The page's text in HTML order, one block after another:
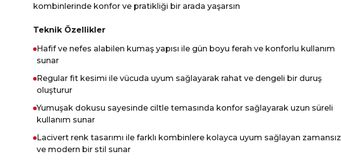
kombinlerinde konfor ve pratikliği bir arada yaşarsın
Teknik Özellikler
Hafif ve nefes alabilen kumaş yapısı ile gün boyu ferah ve konforlu kullanım
sunar
Regular fit kesimi ile vücuda uyum sağlayarak rahat ve dengeli bir duruş
oluşturur
Yumuşak dokusu sayesinde ciltle temasında konfor sağlayarak uzun süreli
kullanım sunar
Lacivert renk tasarımı ile farklı kombinlere kolayca uyum sağlayan zamansız
ve modern bir stil sunar